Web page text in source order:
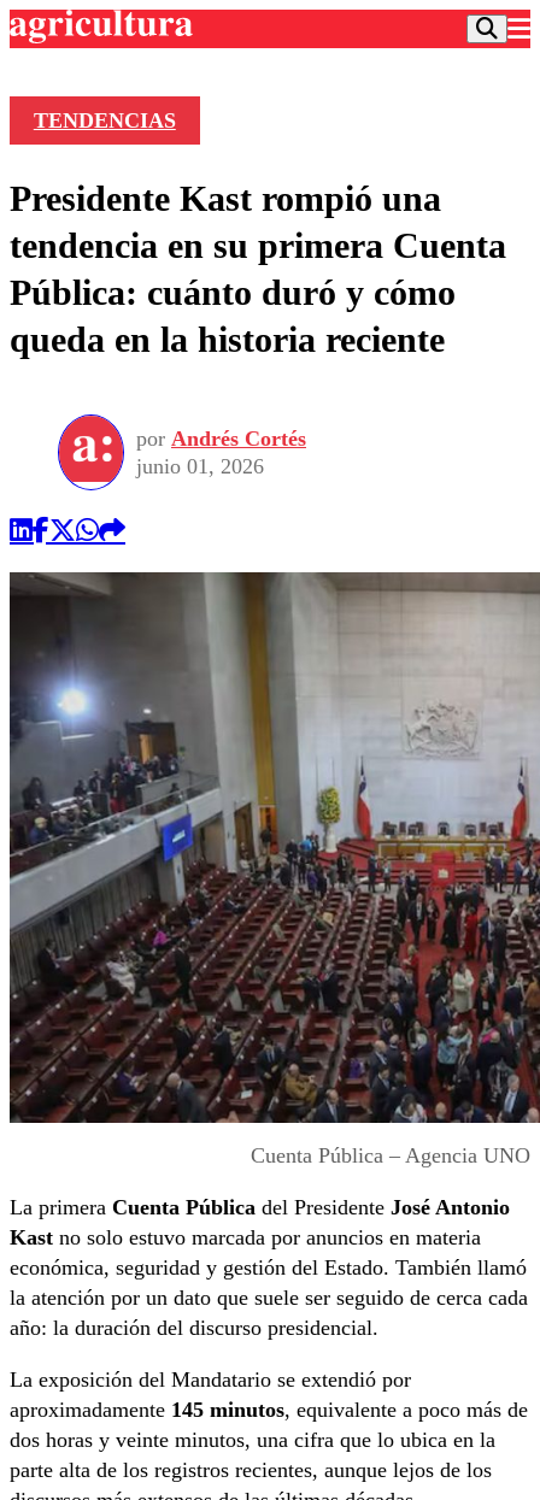
Frecuencias
Agricultura TV
Deportes
Colo Colo
Motor
Torneo Internacional
Torneo Nacional
Entretención
Noticias
Internacional
Nacional
Vida Social
Programas
Comercial
TENDENCIAS
Presidente Kast rompió una
tendencia en su primera Cuenta
Pública: cuánto duró y cómo
queda en la historia reciente
por Andrés Cortés
junio 01, 2026
Cuenta Pública – Agencia UNO
La primera Cuenta Pública del Presidente José Antonio
Kast no solo estuvo marcada por anuncios en materia
económica, seguridad y gestión del Estado. También llamó
la atención por un dato que suele ser seguido de cerca cada
año: la duración del discurso presidencial.
La exposición del Mandatario se extendió por
aproximadamente 145 minutos, equivalente a poco más de
dos horas y veinte minutos, una cifra que lo ubica en la
parte alta de los registros recientes, aunque lejos de los